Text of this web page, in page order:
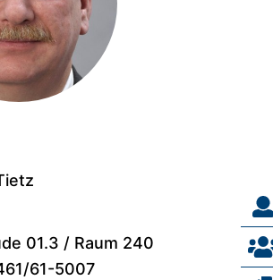
01.3 / Raum 240
61-5007